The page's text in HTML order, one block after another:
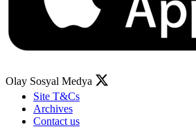
Olay Sosyal Medya
Site T&Cs
Archives
Contact us